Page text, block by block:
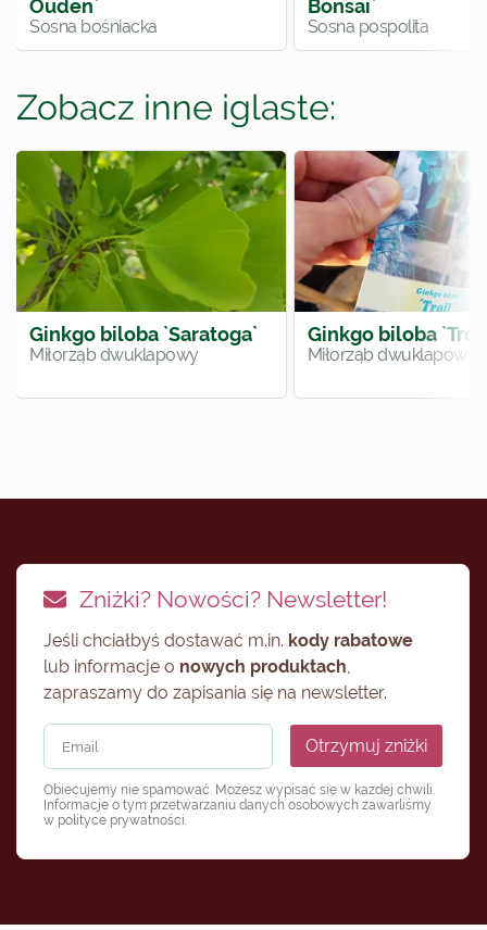
Ouden`
Sosna bośniacka
Bonsai`
Sosna pospolita
Zobacz inne iglaste:
Ginkgo biloba `Saratoga`
Miłorząb dwuklapowy
Ginkgo biloba
Miłorząb dwuklapowy
Zniżki? Nowości? Newsletter!
Jeśli chciałbyś dostawać m.in. kody rabatowe
lub informacje o nowych produktach
zapraszamy do zapisania się na newsletter.
Otrzymuj zniżki
Obiecujemy nie spamować. Możesz wypisać się w każdej chwili.
Informacje o tym przetwarzaniu danych osobowych zawarliśmy
w polityce prywatności